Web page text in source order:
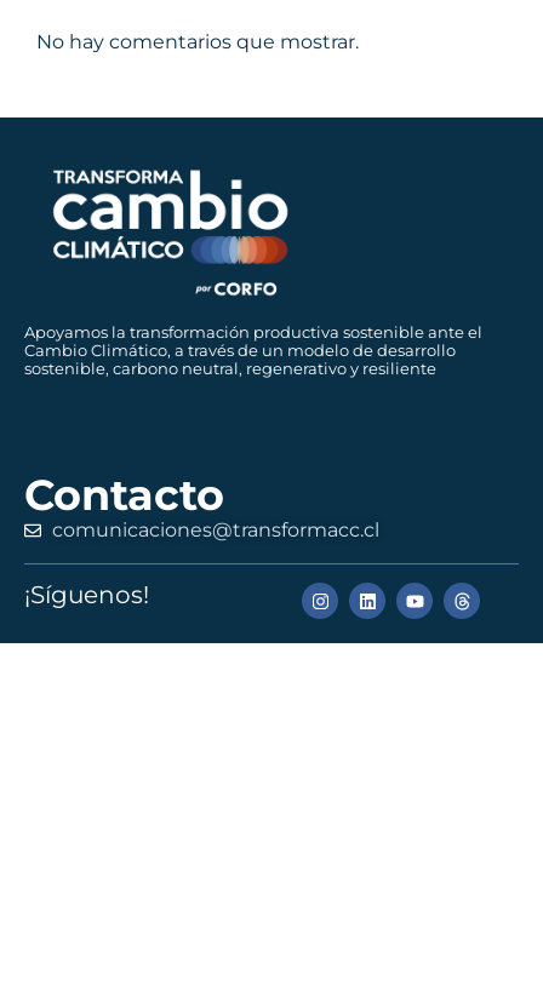
No hay comentarios que mostrar.
Apoyamos la transformación productiva sostenible ante el
Cambio Climático, a través de un modelo de desarrollo
sostenible, carbono neutral, regenerativo y resiliente
Contacto
comunicaciones@transformacc.cl
¡Síguenos!